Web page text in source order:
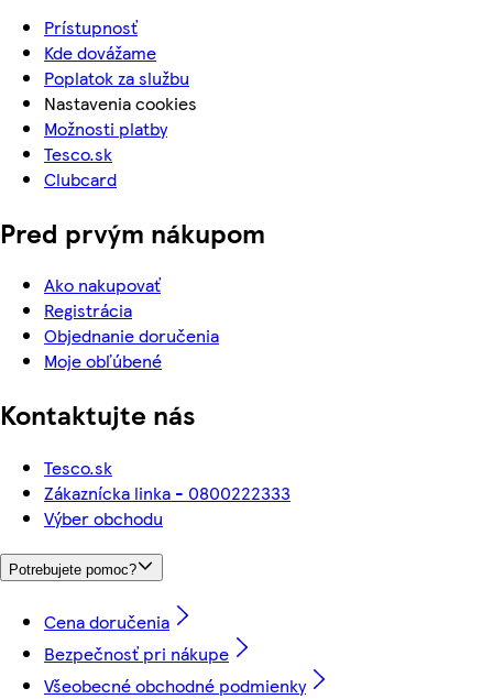
Prístupnosť
Kde dovážame
Poplatok za službu
Nastavenia cookies
Možnosti platby
Tesco.sk
Clubcard
Pred prvým nákupom
Ako nakupovať
Registrácia
Objednanie doručenia
Moje obľúbené
Kontaktujte nás
Tesco.sk
Zákaznícka linka - 0800222333
Výber obchodu
Potrebujete pomoc?
Cena doručenia
Bezpečnosť pri nákupe
Všeobecné obchodné podmienky